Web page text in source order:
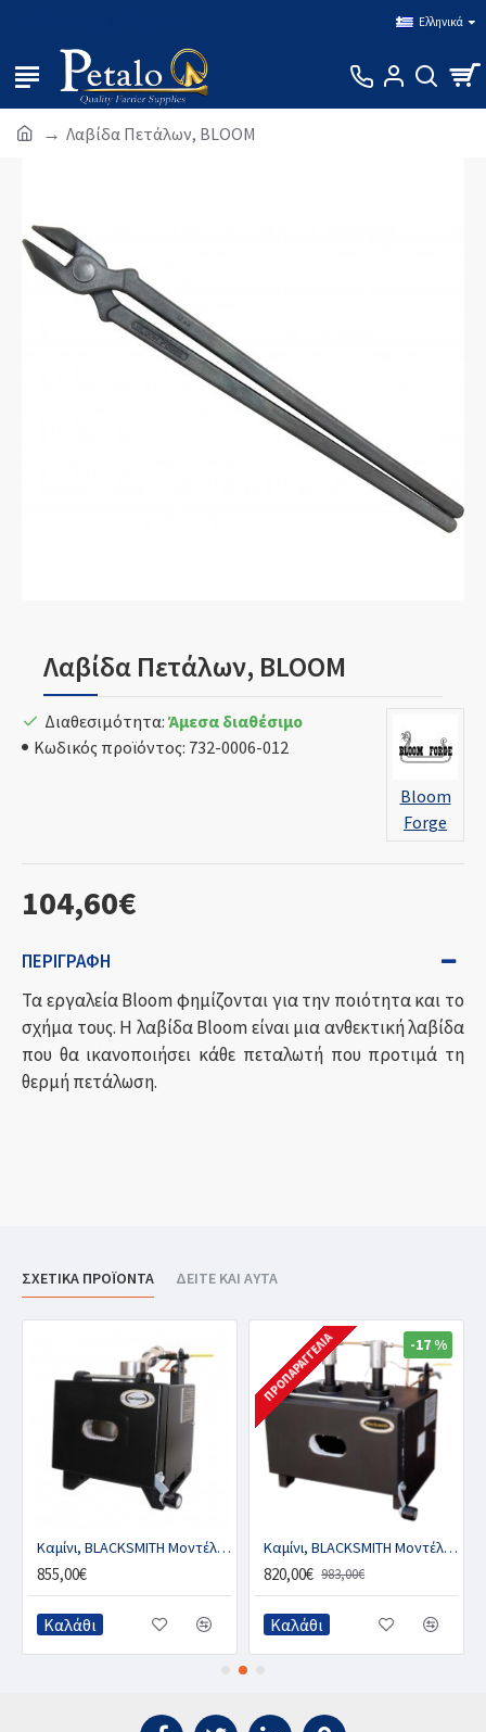
Ελληνικά
Λαβίδα Πετάλων, BLOOM
Λαβίδα Πετάλων, BLOOM
104,60€
Διαθεσιμότητα: Άμεσα διαθέσιμο
Κωδικός προϊόντος: 732-0006-012
Bloom
Forge
ΠΕΡΙΓΡΑΦΉ
Τα εργαλεία Bloom φημίζονται για την ποιότητα και το
σχήμα τους. Η λαβίδα Bloom είναι μια ανθεκτική λαβίδα
που θα ικανοποιήσει κάθε πεταλωτή που προτιμά τη
θερμή πετάλωση.
ΣΧΕΤΙΚΑ ΠΡΟΪΟΝΤΑ ΔΕΙΤΕ ΚΑΙ ΑΥΤΑ
Καμίνι, BLACKSMITH Μοντέλο “BABY” - 1 Καυστήρας
855,00€
Καλάθι
-17 %
ΠΡΟΠΑΡΑΓΓΕΛΊΑ
Καμίνι, BLACKSMITH Μοντέλο “BASIC 2” - 2 Καυστήρες
820,00€ 983,00€
Καλάθι